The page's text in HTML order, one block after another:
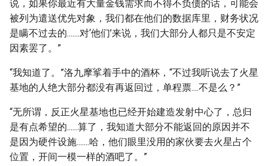
说，如果你最近有大量金钱需求而不得不负债的话，可能会
被列为遣送优先对象，我们都在他们的数据库里，财务状况
是瞒不过去的.......对‘他们’来说，我们大部分人都只是不安定
因素罢了。”
“我知道了。”洛九摩挲着手中的酒杯，“不过我听说去了火星
基地的人绝大部分都没有再返回过，单程票....不是么？”
“无所谓，反正火星基地也已经开始建造发射中心了，总归
是有点希望的......算了，我知道大部分不能返回的原因并不
是因为硬件设施.......哈，他们眼里没用的家伙要去火星占个
位置，开间一模一样的酒吧了。”